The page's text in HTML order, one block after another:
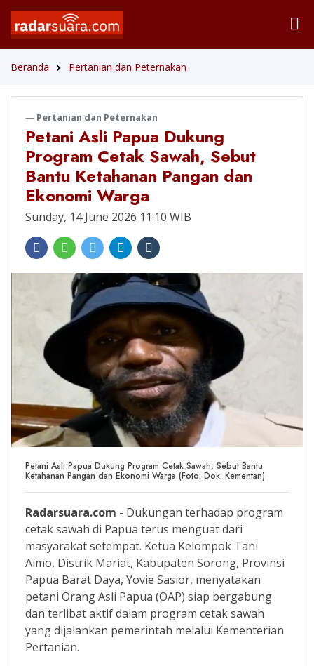
Beranda Pertanian dan Peternakan
Pertanian dan Peternakan
Petani Asli Papua Dukung
Program Cetak Sawah, Sebut
Bantu Ketahanan Pangan dan
Ekonomi Warga
Sunday, 14 June 2026 11:10 WIB
Petani Asli Papua Dukung Program Cetak Sawah, Sebut Bantu
Ketahanan Pangan dan Ekonomi Warga (Foto: Dok. Kementan)
Radarsuara.com - Dukungan terhadap program
cetak sawah di Papua terus menguat dari
masyarakat setempat. Ketua Kelompok Tani
Aimo, Distrik Mariat, Kabupaten Sorong, Provinsi
Papua Barat Daya, Yovie Sasior, menyatakan
petani Orang Asli Papua (OAP) siap bergabung
dan terlibat aktif dalam program cetak sawah
yang dijalankan pemerintah melalui Kementerian
Pertanian.